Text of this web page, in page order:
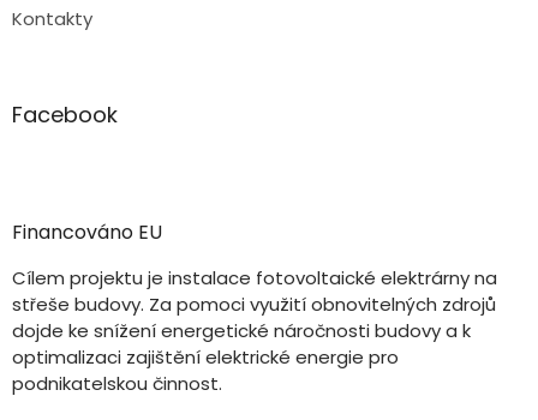
Kontakty
Facebook
Financováno EU
Cílem projektu je instalace fotovoltaické elektrárny na
střeše budovy. Za pomoci využití obnovitelných zdrojů
dojde ke snížení energetické náročnosti budovy a k
optimalizaci zajištění elektrické energie pro
podnikatelskou činnost.